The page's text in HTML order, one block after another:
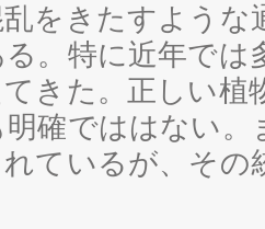
をきたすような
。特に近年では
きた。正しい植
確でははない。
ているが、その